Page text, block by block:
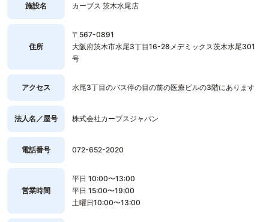
施設名 カーブス 茨木水尾店
住所
〒567-0891
大阪府茨木市水尾3丁目16-28メデミックス茨木水尾301
号
アクセス 水尾3丁目のバス停の目の前の医療ビルの3階にあります
法人名／屋号 株式会社カーブスジャパン
電話番号 072-652-2020
営業時間
平日 10:00〜13:00
平日 15:00〜19:00
土曜日10:00〜13:00